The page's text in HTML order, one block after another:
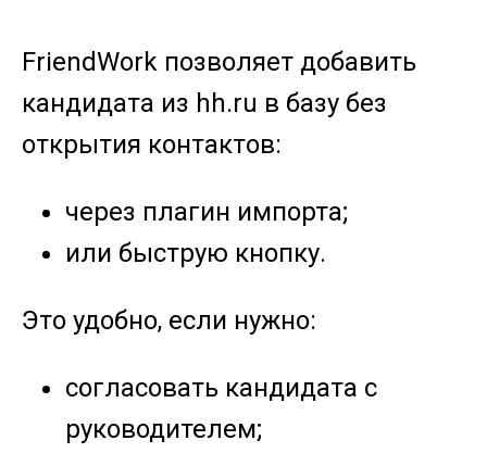
FriendWork позволяет добавить
кандидата из hh.ru в базу без
открытия контактов:
через плагин импорта;
или быструю кнопку.
Это удобно, если нужно:
согласовать кандидата с
руководителем;